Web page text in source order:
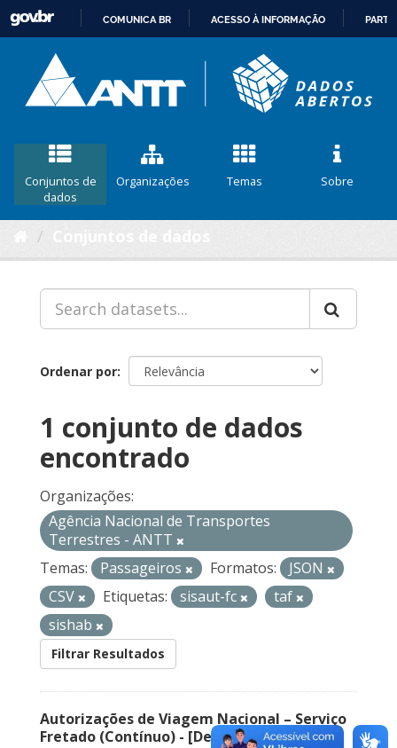
CONTEÚDO
COMUNICA BR ACESSO À INFORMAÇÃO
Conjuntos de
dados
Organizações Temas Sobre
Ordenar por
1 conjunto de dados
encontrado
Organizações:
Agência Nacional de Transportes
Terrestres - ANTT
Temas:
Passageiros Formatos:
JSON
CSV
Etiquetas: sisaut-fc
taf
sishab
Filtrar Resultados
Autorizações de Viagem Nacional – Serviço
Fretado (Contínuo) - [Descontinuado]